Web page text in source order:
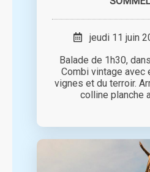
jeudi 11 juin
Balade de 1h30,
Combi vintage avec
vignes et du terroir.
colline planche